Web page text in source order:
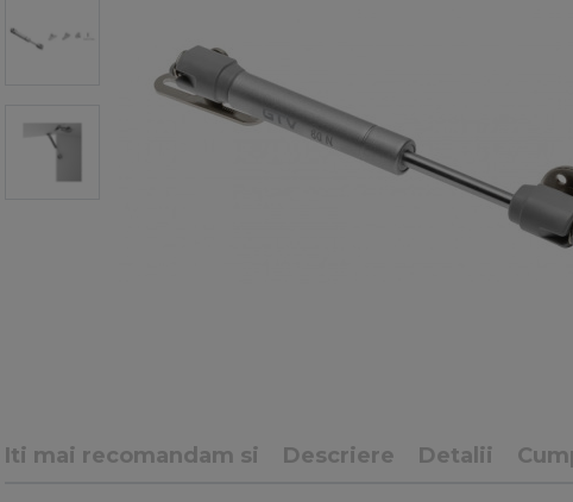
Iti mai recomandam si Descriere Detalii